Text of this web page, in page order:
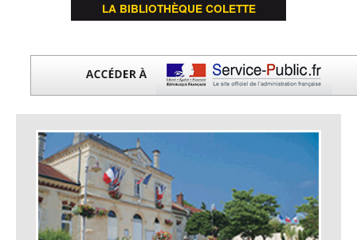
LA BIBLIOTHÈQUE COLETTE